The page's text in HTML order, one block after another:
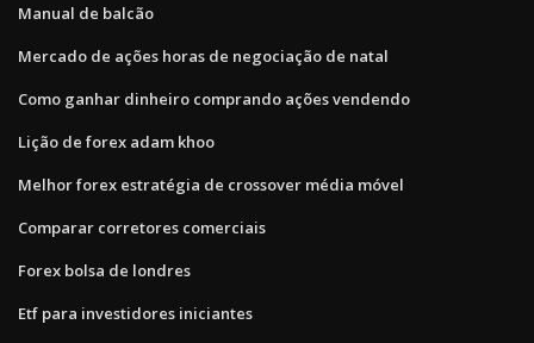
Manual de balcão
Mercado de ações horas de negociação de natal
Como ganhar dinheiro comprando ações vendendo
Lição de forex adam khoo
Melhor forex estratégia de crossover média móvel
Comparar corretores comerciais
Forex bolsa de londres
Etf para investidores iniciantes